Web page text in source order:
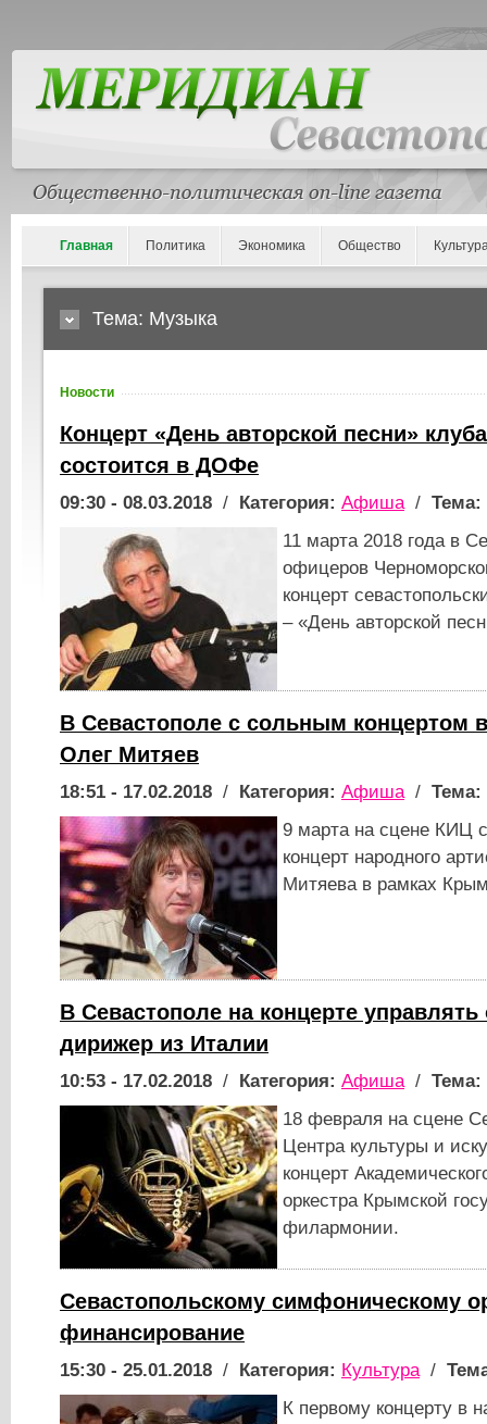
Главная Политика Экономика Общество
Тема: Музыка
Новости
Концерт «День авторской песни»
состоится в ДОФе
09:30 - 08.03.2018 / Категория: Афиша/ Тема:
11 марта 2018 года в
офицеров
концерт
– «День авторской
В Севастополе с сольным концертом
Олег Митяев
18:51 - 17.02.2018 / Категория: Афиша/ Тема:
9 марта на сцене КИЦ
концерт народного
Митяева в рамках
В Севастополе на концерте управлять
дирижер из Италии
10:53 - 17.02.2018 / Категория: Афиша/ Тема:
18 февраля на сцене
Центра культуры и
концерт
оркестра Крымской
филармонии.
Севастопольскому симфоническому
финансирование
15:30 - 25.01.2018 / Категория: Культура/
К первому концерту в